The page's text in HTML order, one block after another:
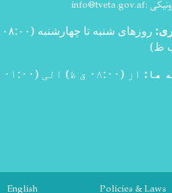
:
info@tveta.gov.af
:
)
ها: از (۰۸:۰۰ ق ظ) الی (۰۱:۰۰ ب ظ)
Policies & Laws
English